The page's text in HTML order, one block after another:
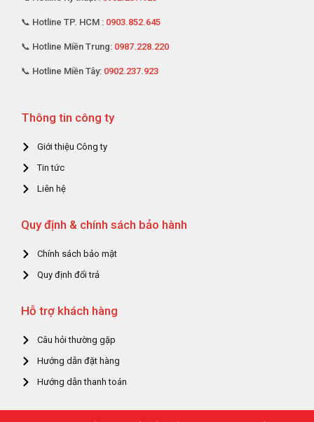
📞 Hotline TP. HCM : 0903.852.645
📞 Hotline Miền Trung: 0987.228.220
📞 Hotline Miền Tây: 0902.237.923
Thông tin công ty
Giới thiệu Công ty
Tin tức
Liên hệ
Quy định & chính sách bảo hành
Chính sách bảo mật
Quy định đổi trả
Hỗ trợ khách hàng
Câu hỏi thường gặp
Hướng dẫn đặt hàng
Hướng dẫn thanh toán